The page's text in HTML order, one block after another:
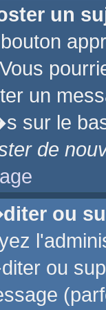
un
un
sur le
de
ou
ou